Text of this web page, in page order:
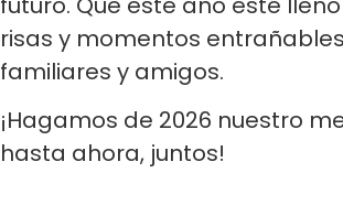
risas y momentos
familiares y amigos.
¡Hagamos de 2026 nuestro
hasta ahora, juntos!